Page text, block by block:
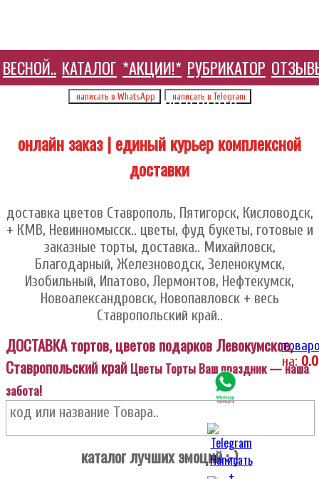
ВЕСНОЙ.. КАТАЛОГ *АКЦИИ!* РУБРИКАТОР
HELP ЦЕНТР
+7 905 410 70 10
написать в WhatsApp написать в Telegram
онлайн заказ | единый курьер комплексной
доставки
доставка цветов Ставрополь, Пятигорск, Кисловодск,
+ КМВ, Невинномысск.. цветы, фуд букеты, готовые и
заказные торты, доставка.. Михайловск,
Благодарный, Железноводск, Зеленокумск,
Изобильный, Ипатово, Лермонтов, Нефтекумск,
Новоалександровск, Новопавловск + весь
Ставропольский край..
на:
ДОСТАВКА тортов, цветов подарков Левокумское,
Ставропольский край Цветы Торты Ваш праздник — наша
забота!
каталог лучших эмоций :-)